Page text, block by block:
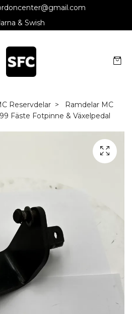
& Swish
Reservdelar
Ramdelar MC
Fäste Fotpinne & Växelpedal